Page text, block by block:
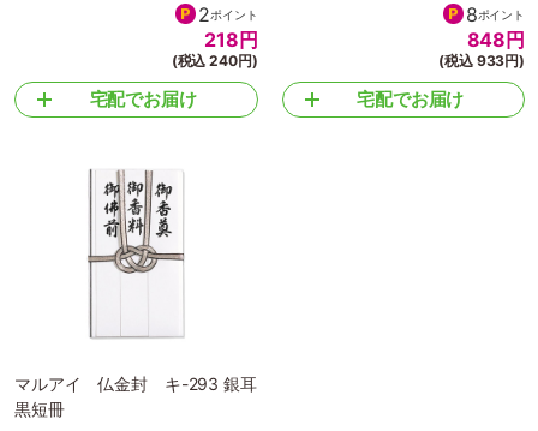
2ポイント
218 円
(税込 240円)
宅配でお届け
8ポイント
848 円
(税込 933円)
宅配でお届け
マルアイ 仏金封 キ-293 銀耳
黒短冊